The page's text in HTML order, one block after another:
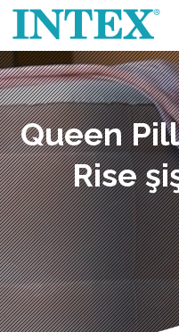
Queen
Rise